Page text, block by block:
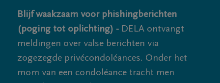
Blijf waakzaam voor phishingberichten
(poging tot oplichting) - DELA ontvangt
meldingen over valse berichten via
zogezegde privécondoléances. Onder het
mom van een condoléance tracht men